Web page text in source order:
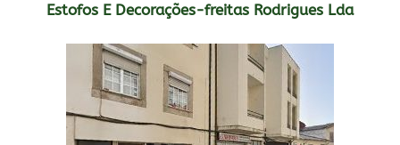
Estofos E Decorações-freitas Rodrigues Lda